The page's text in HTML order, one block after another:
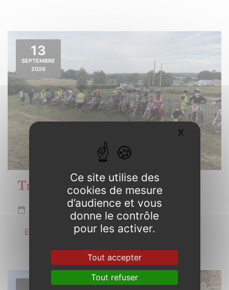
13
SEPTEMBRE
2026
Trophée de Bretagne Motocross
Dimanche 13 septembre
En savoir plus
Ce site utilise des
cookies de mesure
d’audience et vous
donne le contrôle
pour les activer.
Tout accepter
Tout refuser
X Masquer